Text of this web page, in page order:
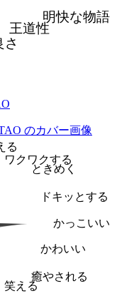
明快な物語
王道性
さ
る
ワクワクする
ときめく
ドキッとする
かっこいい
かわいい
癒やされる
笑える